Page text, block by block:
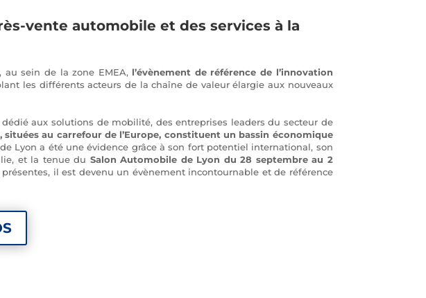
vente automobile et des services à la
sein de la zone EMEA, l’évènement de référence de l’innovation
les différents acteurs de la chaîne de valeur élargie aux nouveaux
aux solutions de mobilité, des entreprises leaders du secteur de
au carrefour de l’Europe, constituent un bassin économique
Lyon a été une évidence grâce à son fort potentiel international, son
et la tenue du Salon Automobile de Lyon du 28 septembre au 2
il est devenu un évènement incontournable et de référence